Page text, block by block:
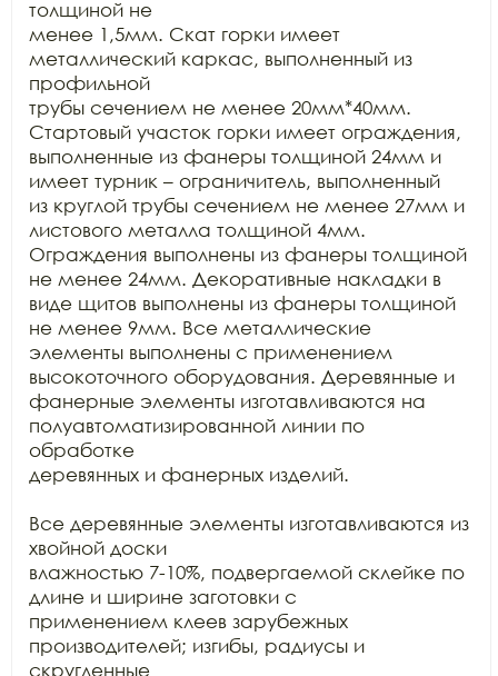
толщиной не
менее 1,5мм. Скат горки имеет
металлический каркас, выполненный из
профильной
трубы сечением не менее 20мм*40мм.
Стартовый участок горки имеет ограждения,
выполненные из фанеры толщиной 24мм и
имеет турник – ограничитель, выполненный
из круглой трубы сечением не менее 27мм и
листового металла толщиной 4мм.
Ограждения выполнены из фанеры толщиной
не менее 24мм. Декоративные накладки в
виде щитов выполнены из фанеры толщиной
не менее 9мм. Все металлические
элементы выполнены с применением
высокоточного оборудования. Деревянные и
фанерные элементы изготавливаются на
полуавтоматизированной линии по
обработке
деревянных и фанерных изделий.
Все деревянные элементы изготавливаются из
хвойной доски
влажностью 7-10%, подвергаемой склейке по
длине и ширине заготовки с
применением клеев зарубежных
производителей; изгибы, радиусы и
скругленные